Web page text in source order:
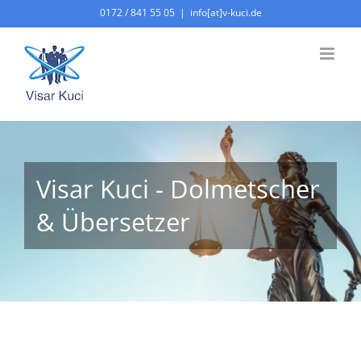
Inhalt
springen
0172 / 841 55 05 | info[at]v-kuci.de
Visar Kuci - Dolmetscher
& Übersetzer